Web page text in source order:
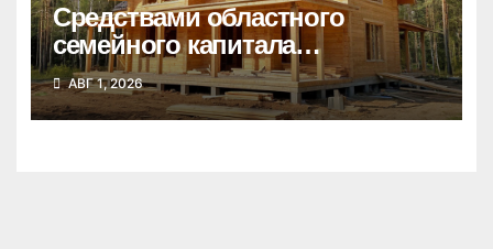
Средствами областного
семейного капитала
воспользовались почти 50
тысяч семей
АВГ 1, 2026